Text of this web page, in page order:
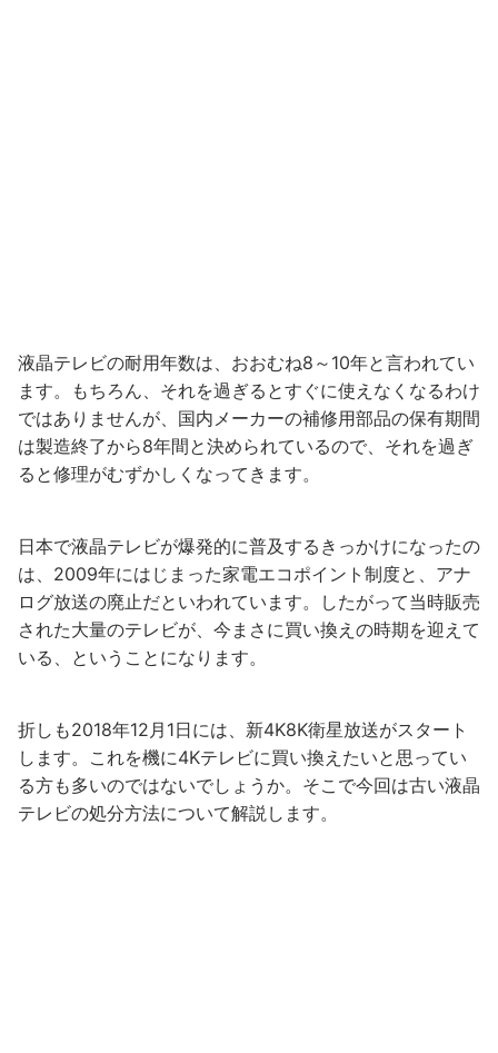
液晶テレビの耐用年数は、おおむね8～10年と言われてい
ます。もちろん、それを過ぎるとすぐに使えなくなるわけ
ではありませんが、国内メーカーの補修用部品の保有期間
は製造終了から8年間と決められているので、それを過ぎ
ると修理がむずかしくなってきます。
日本で液晶テレビが爆発的に普及するきっかけになったの
は、2009年にはじまった家電エコポイント制度と、アナ
ログ放送の廃止だといわれています。したがって当時販売
された大量のテレビが、今まさに買い換えの時期を迎えて
いる、ということになります。
折しも2018年12月1日には、新4K8K衛星放送がスタート
します。これを機に4Kテレビに買い換えたいと思ってい
る方も多いのではないでしょうか。そこで今回は古い液晶
テレビの処分方法について解説します。